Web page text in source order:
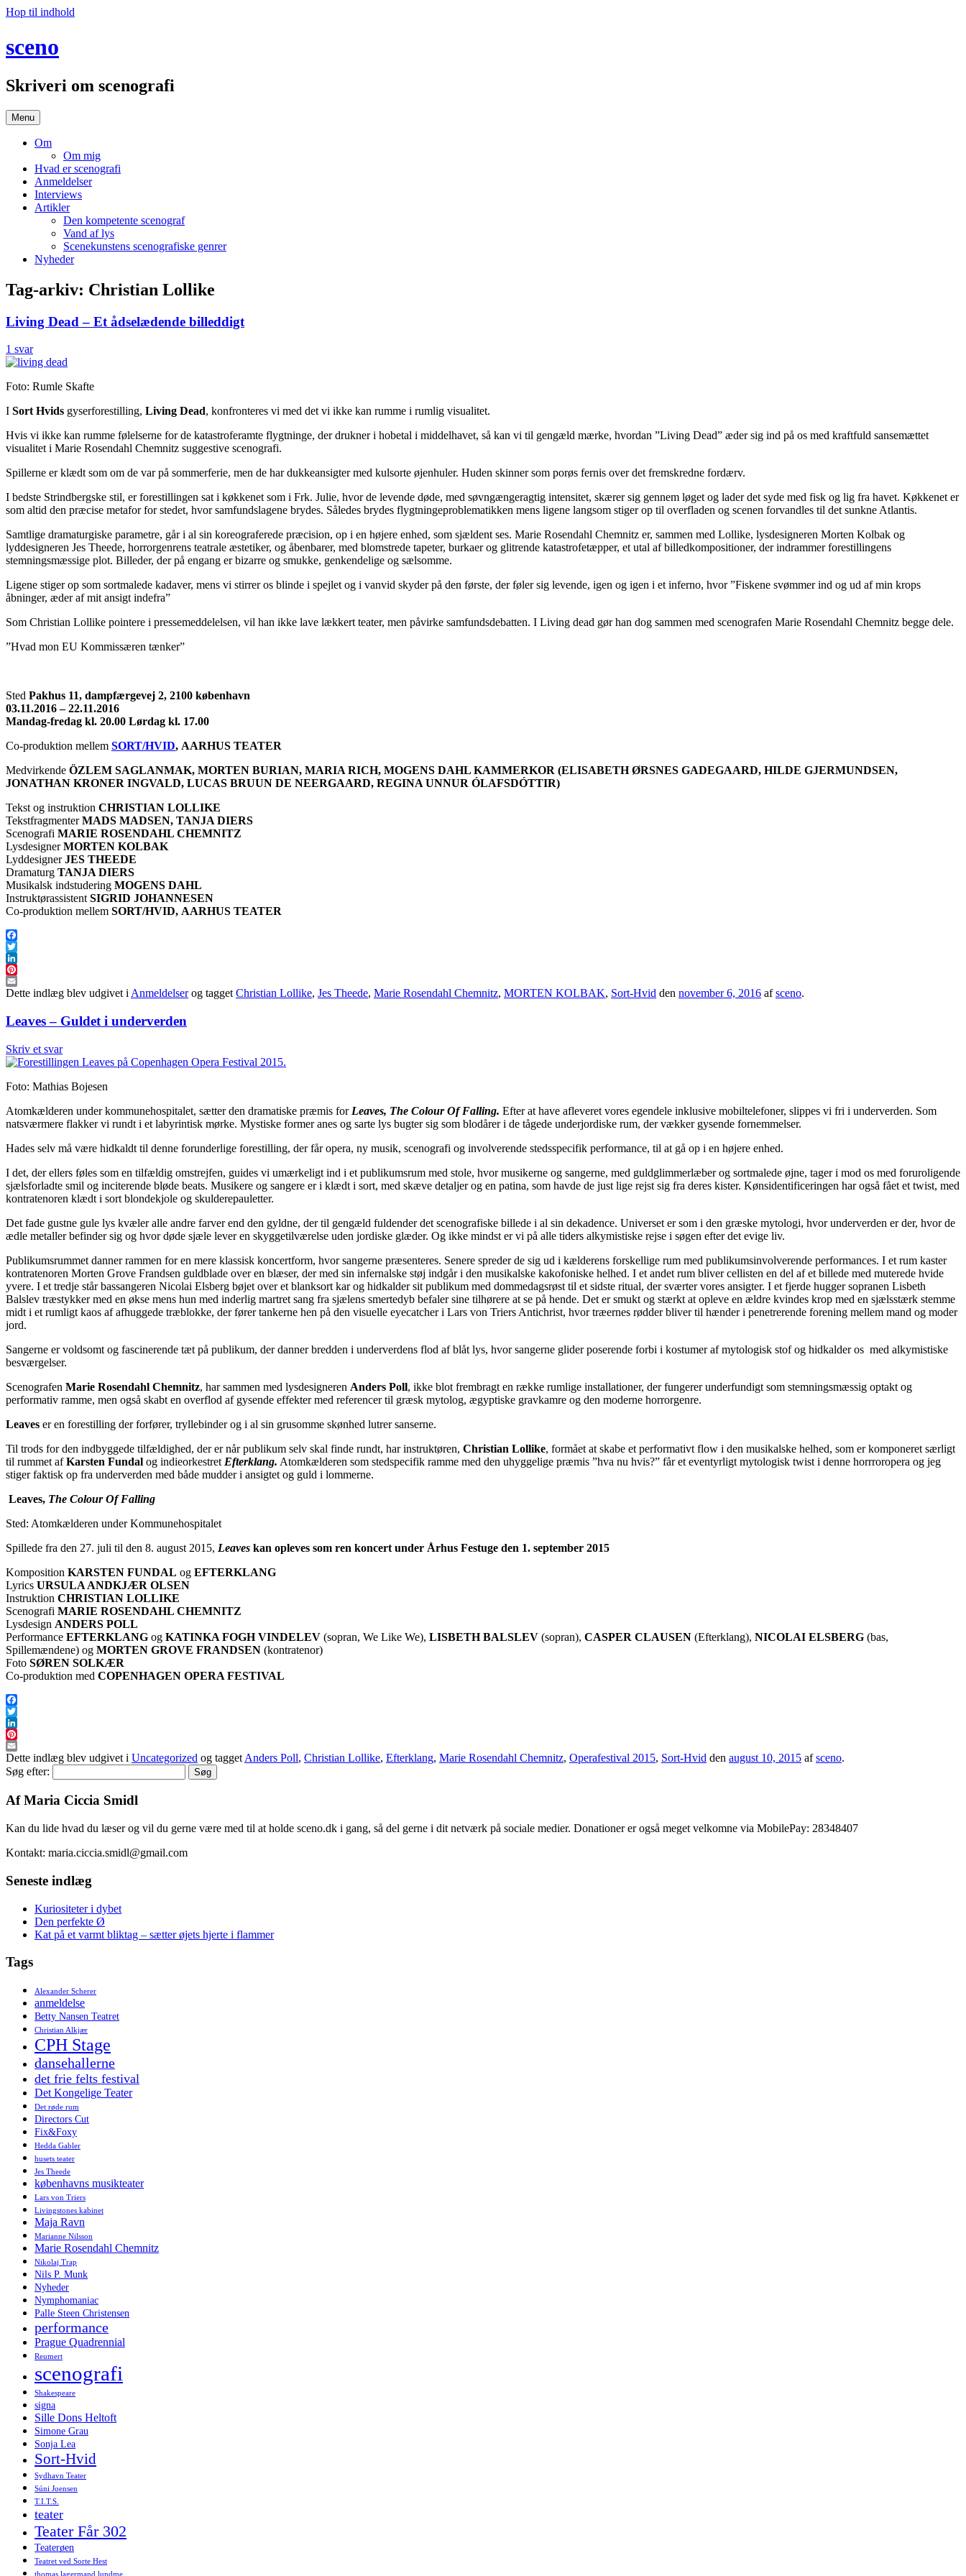
Hop til indhold
sceno
Skriveri om scenografi
Menu
Om
Om mig
Hvad er scenografi
Anmeldelser
Interviews
Artikler
Den kompetente scenograf
Vand af lys
Scenekunstens scenografiske genrer
Nyheder
Tag-arkiv: Christian Lollike
Living Dead – Et ådselædende billeddigt
1 svar
Foto: Rumle Skafte
I Sort Hvids gyserforestilling, Living Dead, konfronteres vi med det vi ikke kan rumme i rumlig visualitet.
Hvis vi ikke kan rumme følelserne for de katastroferamte flygtninge, der drukner i hobetal i middelhavet, så kan vi til gengæld mærke, hvordan ”Living Dead” æder sig ind på os med kraftfuld sansemættet
visualitet i Marie Rosendahl Chemnitz suggestive scenografi.
Spillerne er klædt som om de var på sommerferie, men de har dukkeansigter med kulsorte øjenhuler. Huden skinner som porøs fernis over det fremskredne fordærv.
I bedste Strindbergske stil, er forestillingen sat i køkkenet som i Frk. Julie, hvor de levende døde, med søvngængeragtig intensitet, skærer sig gennem løget og lader det syde med fisk og lig fra havet. Køkkenet er
som altid den præcise metafor for stedet, hvor samfundslagene brydes. Således brydes flygtningeproblematikken mens ligene langsom stiger op til overfladen og scenen forvandles til det sunkne Atlantis.
Samtlige dramaturgiske parametre, går i al sin koreograferede præcision, op i en højere enhed, som sjældent ses. Marie Rosendahl Chemnitz er, sammen med Lollike, lysdesigneren Morten Kolbak og
lyddesigneren Jes Theede, horrorgenrens teatrale æstetiker, og åbenbarer, med blomstrede tapeter, burkaer og glitrende katastrofetæpper, et utal af billedkompositioner, der indrammer forestillingens
stemningsmæssige plot. Billeder, der på engang er bizarre og smukke, genkendelige og sælsomme.
Ligene stiger op som sortmalede kadaver, mens vi stirrer os blinde i spejlet og i vanvid skyder på den første, der føler sig levende, igen og igen i et inferno, hvor ”Fiskene svømmer ind og ud af min krops
åbninger, æder af mit ansigt indefra”
Som Christian Lollike pointere i pressemeddelelsen, vil han ikke lave lækkert teater, men påvirke samfundsdebatten. I Living dead gør han dog sammen med scenografen Marie Rosendahl Chemnitz begge dele.
”Hvad mon EU Kommissæren tænker”
Sted Pakhus 11, dampfærgevej 2, 2100 københavn
03.11.2016 – 22.11.2016
Mandag-fredag kl. 20.00 Lørdag kl. 17.00
Co-produktion mellem SORT/HVID, AARHUS TEATER
Medvirkende ÖZLEM SAGLANMAK, MORTEN BURIAN, MARIA RICH, MOGENS DAHL KAMMERKOR (ELISABETH ØRSNES GADEGAARD, HILDE GJERMUNDSEN,
JONATHAN KRONER INGVALD, LUCAS BRUUN DE NEERGAARD, REGINA UNNUR ÓLAFSDÓTTIR)
Tekst og instruktion CHRISTIAN LOLLIKE
TekstfragmenterMADS MADSEN, TANJA DIERS
Scenografi MARIE ROSENDAHL CHEMNITZ
LysdesignerMORTEN KOLBAK
LyddesignerJES THEEDE
Dramaturg TANJA DIERS
Musikalsk indstudering MOGENS DAHL
Instruktørassistent SIGRID JOHANNESEN
Co-produktion mellem SORT/HVID, AARHUS TEATER
Facebook
Twitter
LinkedIn
Pinterest
Email
Dette indlæg blev udgivet i Anmeldelserog tagget Christian Lollike, Jes Theede, Marie Rosendahl Chemnitz, MORTEN KOLBAK, Sort-Hvid den november 6, 2016 afsceno.
Leaves – Guldet i underverden
Skriv et svar
Foto: Mathias Bojesen
Atomkælderen under kommunehospitalet, sætter den dramatiske præmis for Leaves, The Colour Of Falling. Efter at have afleveret vores egendele inklusive mobiltelefoner, slippes vi fri i underverden. Som
natsværmere flakker vi rundt i et labyrintisk mørke. Mystiske former anes og sarte lys bugter sig som blodårer i de tågede underjordiske rum, der vækker gysende fornemmelser.
Hades selv må være hidkaldt til denne forunderlige forestilling, der får opera, ny musik, scenografi og involverende stedsspecifik performance, til at gå op i en højere enhed.
I det, der ellers føles som en tilfældig omstrejfen, guides vi umærkeligt ind i et publikumsrum med stole, hvor musikerne og sangerne, med guldglimmerlæber og sortmalede øjne, tager i mod os med foruroligende
sjælsforladte smil og inciterende bløde beats. Musikere og sangere er i klædt i sort, med skæve detaljer og en patina, som havde de just lige rejst sig fra deres kister. Kønsidentificeringen har også fået et twist, med
kontratenoren klædt i sort blondekjole og skulderepauletter.
Det fade gustne gule lys kvæler alle andre farver end den gyldne, der til gengæld fuldender det scenografiske billede i al sin dekadence. Universet er som i den græske mytologi, hvor underverden er der, hvor de
ædle metaller befinder sig og hvor døde sjæle lever en skyggetilværelse uden jordiske glæder. Og ikke mindst er vi på alle tiders alkymistiske rejse i søgen efter det evige liv.
Publikumsrummet danner rammen for en mere klassisk koncertform, hvor sangerne præsenteres. Senere spreder de sig ud i kælderens forskellige rum med publikumsinvolverende performances. I et rum kaster
kontratenoren Morten Grove Frandsen guldblade over en blæser, der med sin infernalske støj indgår i den musikalske kakofoniske helhed. I et andet rum bliver cellisten en del af et billede med muterede hvide
yvere. I et tredje står bassangeren Nicolai Elsberg bøjet over et blanksort kar og hidkalder sit publikum med dommedagsrøst til et sidste ritual, der sværter vores ansigter. I et fjerde hugger sopranen Lisbeth
Balslev træstykker med en økse mens hun med inderlig martret sang fra sjælens smertedyb befaler sine tilhørere at se på hende. Det er smukt og stærkt at opleve en ældre kvindes krop med en sjælsstærk stemme
midt i et rumligt kaos af afhuggede træblokke, der fører tankerne hen på den visuelle eyecatcher i Lars von Triers Antichrist, hvor træernes rødder bliver til hænder i penetrerende forening mellem mand og moder
jord.
Sangerne er voldsomt og fascinerende tæt på publikum, der danner bredden i underverdens flod af blåt lys, hvor sangerne glider poserende forbi i kostumer af mytologisk stof og hidkalder os med alkymistiske
besværgelser.
Scenografen Marie Rosendahl Chemnitz, har sammen med lysdesigneren Anders Poll, ikke blot frembragt en række rumlige installationer, der fungerer underfundigt som stemningsmæssig optakt og
performativ ramme, men også skabt en overflod af gysende effekter med referencer til græsk mytolog, ægyptiske gravkamre og den moderne horrorgenre.
Leaves er en forestilling der forfører, tryllebinder og i al sin grusomme skønhed lutrer sanserne.
Til trods for den indbyggede tilfældighed, der er når publikum selv skal finde rundt, har instruktøren, Christian Lollike, formået at skabe et performativt flow i den musikalske helhed, som er komponeret særligt
til rummet afKarsten Fundal og indieorkestret Efterklang. Atomkælderen som stedspecifik ramme med den uhyggelige præmis ”hva nu hvis?” får et eventyrligt mytologisk twist i denne horrroropera og jeg
stiger faktisk op fra underverden med både mudder i ansigtet og guld i lommerne.
Leaves, The Colour Of Falling
Sted: Atomkælderen under Kommunehospitalet
Spillede fra den 27. juli til den 8. august 2015, Leaves kan opleves som ren koncert under Århus Festuge den 1. september 2015
Komposition KARSTEN FUNDAL og EFTERKLANG
Lyrics URSULA ANDKJÆR OLSEN
Instruktion CHRISTIAN LOLLIKE
Scenografi MARIE ROSENDAHL CHEMNITZ
Lysdesign ANDERS POLL
Performance EFTERKLANG og KATINKA FOGH VINDELEV (sopran, We Like We), LISBETH BALSLEV (sopran), CASPER CLAUSEN (Efterklang), NICOLAI ELSBERG (bas,
Spillemændene) og MORTEN GROVE FRANDSEN (kontratenor)
Foto SØREN SOLKÆR
Co-produktion med COPENHAGEN OPERA FESTIVAL
Facebook
Twitter
LinkedIn
Pinterest
Email
Dette indlæg blev udgivet i Uncategorized og tagget Anders Poll, Christian Lollike, Efterklang, Marie Rosendahl Chemnitz, Operafestival 2015, Sort-Hvid den august 10, 2015 afsceno.
Søg efter:
Af Maria Ciccia Smidl
Kan du lide hvad du læser og vil du gerne være med til at holde sceno.dk i gang, så del gerne i dit netværk på sociale medier. Donationer er også meget velkomne via MobilePay: 28348407
Kontakt: maria.ciccia.smidl@gmail.com
Seneste indlæg
Kuriositeter i dybet
Den perfekte Ø
Kat på et varmt bliktag – sætter øjets hjerte i flammer
Tags
Alexander Scherer
anmeldelse
Betty Nansen Teatret
Christian Alkjær
CPH Stage
dansehallerne
det frie felts festival
Det Kongelige Teater
Det røde rum
Directors Cut
Fix&Foxy
Hedda Gabler
husets teater
Jes Theede
københavns musikteater
Lars von Triers
Livingstones kabinet
Maja Ravn
Marianne Nilsson
Marie Rosendahl Chemnitz
Nikolaj Trap
Nils P. Munk
Nyheder
Nymphomaniac
Palle Steen Christensen
performance
Prague Quadrennial
Reumert
scenografi
Shakespeare
signa
Sille Dons Heltoft
Simone Grau
Sonja Lea
Sort-Hvid
Sydhavn Teater
Súni Joensen
T.I.T.S.
teater
Teater Får 302
Teaterøen
Teatret ved Sorte Hest
thomas lagermand lundme